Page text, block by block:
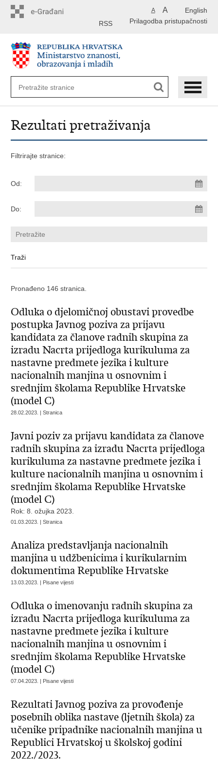
English
A A
Prilagodba pristupačnosti
RSS
Rezultati pretraživanja
Filtrirajte stranice:
Od:
Do:
Pronađeno 146 stranica.
Odluka o djelomičnoj obustavi provedbe
postupka Javnog poziva za prijavu
kandidata za članove radnih skupina za
izradu Nacrta prijedloga kurikuluma za
nastavne predmete jezika i kulture
nacionalnih manjina u osnovnim i
srednjim školama Republike Hrvatske
(model C)
28.02.2023. | Stranica
Javni poziv za prijavu kandidata za članove
radnih skupina za izradu Nacrta prijedloga
kurikuluma za nastavne predmete jezika i
kulture nacionalnih manjina u osnovnim i
srednjim školama Republike Hrvatske
(model C)
Rok: 8. ožujka 2023.
01.03.2023. | Stranica
Analiza predstavljanja nacionalnih
manjina u udžbenicima i kurikularnim
dokumentima Republike Hrvatske
13.03.2023. | Pisane vijesti
Odluka o imenovanju radnih skupina za
izradu Nacrta prijedloga kurikuluma za
nastavne predmete jezika i kulture
nacionalnih manjina u osnovnim i
srednjim školama Republike Hrvatske
(model C)
07.04.2023. | Pisane vijesti
Rezultati Javnog poziva za provođenje
posebnih oblika nastave (ljetnih škola) za
učenike pripadnike nacionalnih manjina u
Republici Hrvatskoj u školskoj godini
2022./2023.